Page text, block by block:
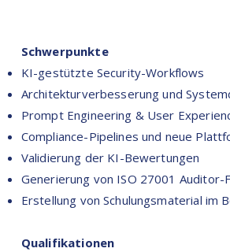
Schwerpunkte
KI-gestützte Security-Workflows
Architekturverbesserung und
Prompt Engineering & User
Compliance-Pipelines und neue
Validierung der KI-Bewertungen
Generierung von ISO 27001 Auditor-
Erstellung von Schulungsmaterial im
Qualifikationen